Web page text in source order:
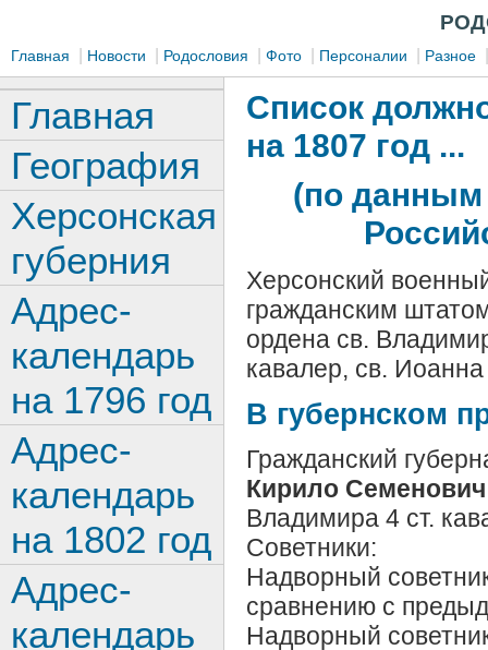
Главная Новости Родословия Фото Персоналии Разное
Список
на 1807 год ...
(по данным
Херсонский
гражданским
ордена св.
кавалер, св.
В губернском
Гражданский
Кирило
Владимира 4 ст.
Советники:
Надворный
сравнению с
Надворный
Главная
География
Херсонская
губерния
Адрес-
календарь
на 1796 год
Адрес-
календарь
на 1802 год
Адрес-
календарь